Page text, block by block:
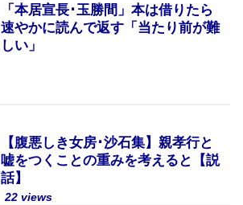
「本居宣長･玉勝間」本は借りたら
速やかに読んで返す「当たり前が難
しい」
【腹悪しき女房･沙石集】親孝行と
嘘をつくことの重みを考えると【説
話】
22 views